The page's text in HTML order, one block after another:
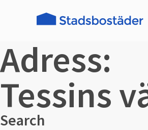
Adress:
Tessins
Search